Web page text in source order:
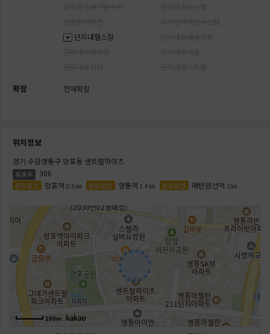
단지내헬스장
확장 전체확장
위치정보
경기 수원영통구 망포동 센트럴하이츠
동/호수 306
분당호선 망포역 0.5 ㎞ 분당호선 영통역 1.4 ㎞ 분당호선 매탄권선역 2 ㎞
100m